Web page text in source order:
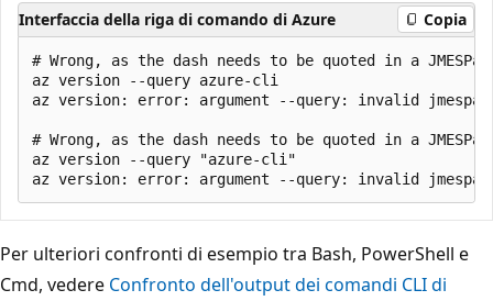
Interfaccia della riga di comando di Azure Copia
# Wrong, as the dash needs to be quoted in a
az version --query azure-cli
az version: error: argument --query: invalid
# Wrong, as the dash needs to be quoted in a
az version --query "azure-cli"
Per ulteriori confronti di esempio tra Bash, PowerShell e
Cmd, vedere Confronto dell'output dei comandi CLI di